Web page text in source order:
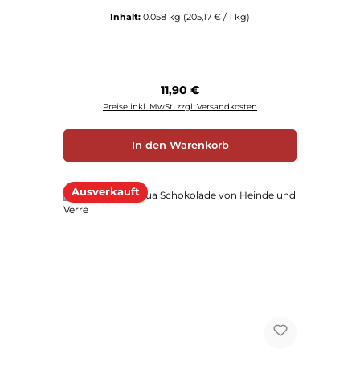
Inhalt: 0.058 kg (205,17 € / 1 kg)
Regulärer Preis:
11,90 €
Preise inkl. MwSt. zzgl. Versandkosten
In den Warenkorb
Ausverkauft